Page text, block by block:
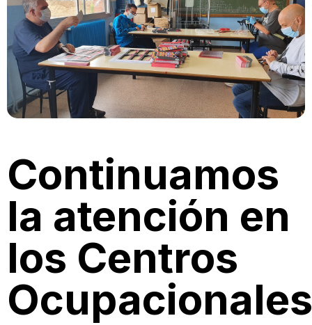
Continuamos
la atención en
los Centros
Ocupacionales